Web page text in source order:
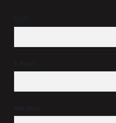
İsim*
E-Posta*
Web Sitesi